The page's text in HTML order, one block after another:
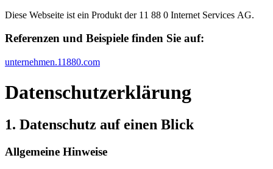
Diese Webseite ist ein Produkt der 11 88 0 Internet Services AG.
Referenzen und Beispiele finden Sie auf:​
unternehmen.11880.com
Datenschutz­erklärung
1. Datenschutz auf einen Blick
Allgemeine Hinweise